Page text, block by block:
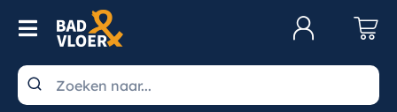
Skip to content
Toggle Navigation